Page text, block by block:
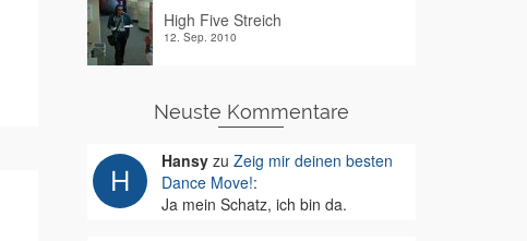
High Five Streich
12. Sep. 2010
Neuste Kommentare
Hansyzu Zeig mir deinen besten
Dance Move!:
Ja mein Schatz, ich bin da.